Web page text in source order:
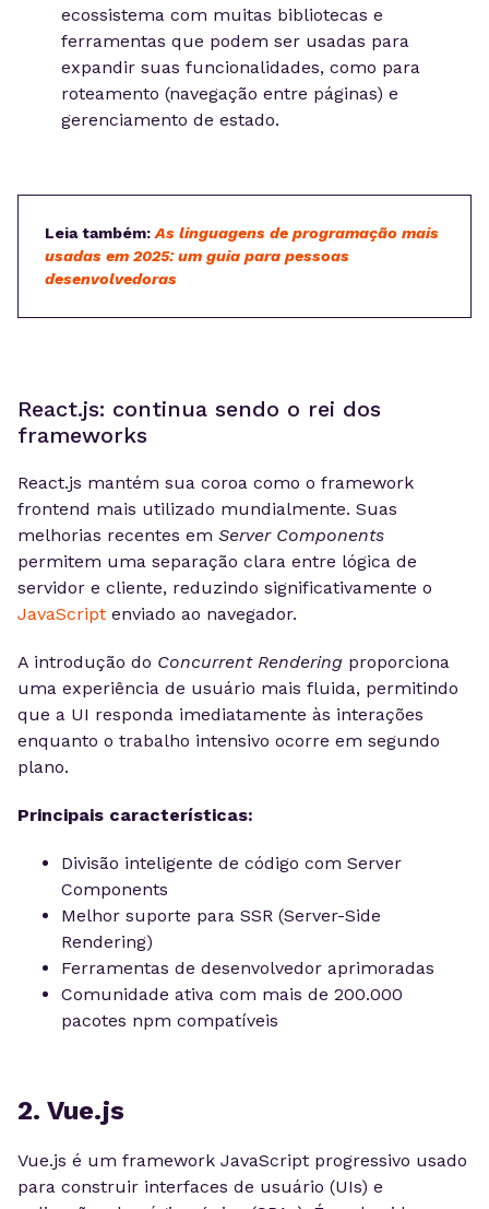
ecossistema com muitas bibliotecas e
ferramentas que podem ser usadas para
expandir suas funcionalidades, como para
roteamento (navegação entre páginas) e
gerenciamento de estado.
Leia também: As linguagens de programação mais
usadas em 2025: um guia para pessoas
desenvolvedoras
React.js: continua sendo o rei dos
frameworks
React.js mantém sua coroa como o framework
frontend mais utilizado mundialmente. Suas
melhorias recentes em Server Components
permitem uma separação clara entre lógica de
servidor e cliente, reduzindo significativamente o
JavaScript enviado ao navegador.
A introdução do Concurrent Rendering proporciona
uma experiência de usuário mais fluida, permitindo
que a UI responda imediatamente às interações
enquanto o trabalho intensivo ocorre em segundo
plano.
Principais características:
Divisão inteligente de código com Server
Components
Melhor suporte para SSR (Server-Side
Rendering)
Ferramentas de desenvolvedor aprimoradas
Comunidade ativa com mais de 200.000
pacotes npm compatíveis
2. Vue.js
Vue.js é um framework JavaScript progressivo usado
para construir interfaces de usuário (UIs) e